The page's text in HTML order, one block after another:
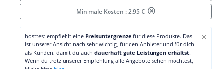
Minimale Kosten : 2.95 €
×
hosttest empfiehlt eine Preisuntergrenze für diese Produkte. Das
ist unserer Ansicht nach sehr wichtig, für den Anbieter und für dich
als Kunden, damit du auch dauerhaft gute Leistungen erhältst.
Wenn du trotz unserer Empfehlung alle Angebote sehen möchtest,